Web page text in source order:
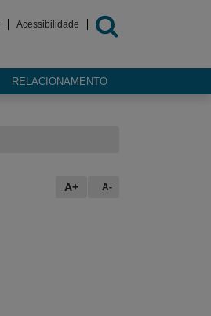
Acessibilidade
RELACIONAMENTO
A+ A-